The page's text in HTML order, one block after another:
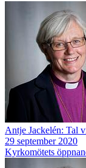
Antje Jackelén: Tal
29 september 2020
Kyrkomötets